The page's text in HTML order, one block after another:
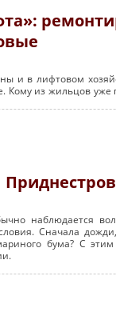
и в лифтовом
Кому из жильцов уже
наблюдается
Сначала
бума? С